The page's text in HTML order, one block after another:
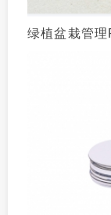
绿植盆栽管